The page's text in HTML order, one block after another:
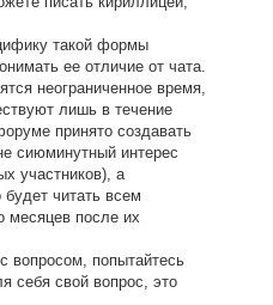
такой формы
ее отличие от чата.
неограниченное время,
лишь в течение
принято создавать
сиюминутный интерес
участников), а
читать всем
месяцев после их
вопросом, попытайтесь
себя свой вопрос, это